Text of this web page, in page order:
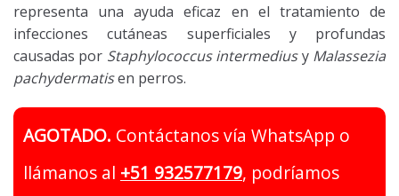
representa una ayuda eficaz en el tratamiento de
infecciones cutáneas superficiales y profundas
causadas por Staphylococcus intermediusy Malassezia
pachydermatisen perros.
AGOTADO. Contáctanos vía WhatsApp o
llámanos al +51 932577179, podríamos